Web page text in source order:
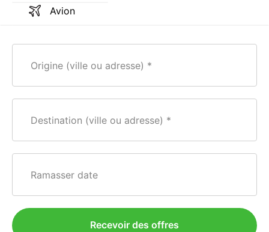
Avion
Origine (ville ou adresse)
Destination (ville ou adresse)
Ramasser date
Recevoir des offres